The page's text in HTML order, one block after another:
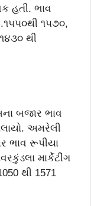
હતી. ભાવ
૧૫૭૦,
થી
બજાર ભાવ
અમરેલી
ભાવ રૂપીયા
માર્કેટીંગ
થી 1571